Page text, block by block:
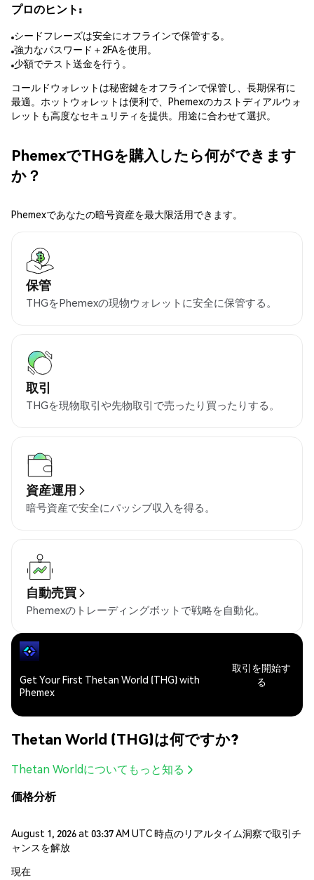
プロのヒント:
シードフレーズは安全にオフラインで保管する。
強力なパスワード＋2FAを使用。
少額でテスト送金を行う。
コールドウォレットは秘密鍵をオフラインで保管し、長期保有に
最適。ホットウォレットは便利で、Phemexのカストディアルウォ
レットも高度なセキュリティを提供。用途に合わせて選択。
PhemexでTHGを購入したら何ができます
か？
Phemexであなたの暗号資産を最大限活用できます。
保管
THGをPhemexの現物ウォレットに安全に保管する。
取引
THGを現物取引や先物取引で売ったり買ったりする。
資産運用
暗号資産で安全にパッシブ収入を得る。
自動売買
Phemexのトレーディングボットで戦略を自動化。
Get Your First Thetan World (THG) with
Phemex
取引を開始す
る
Thetan World (THG)は何ですか?
Thetan Worldについてもっと知る
価格分析
August 1, 2026 at 03:37 AM UTC 時点のリアルタイム洞察で取引チ
ャンスを解放
現在